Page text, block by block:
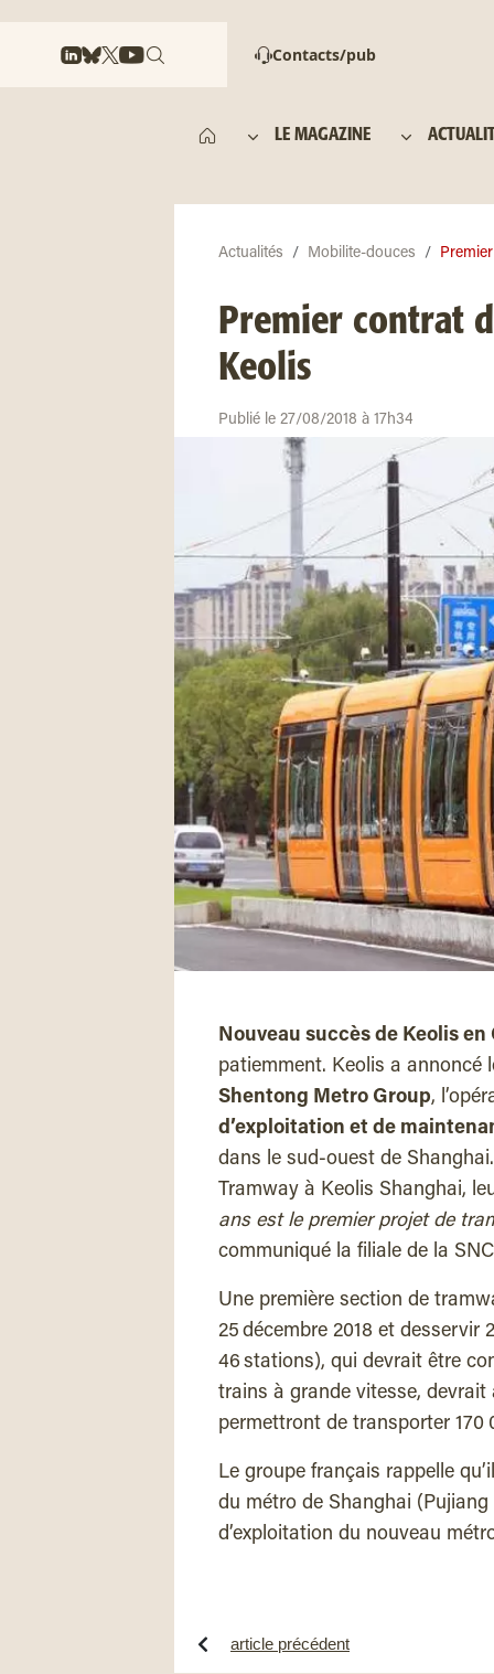
Contacts/pub
LE MAGAZINE
Actualités Mobilite-douces
Premier contrat
Keolis
Publié le 27/08/2018 à 17h34
Nouveau succès de Keolis en
patiemment. Keolis a annoncé
Shentong Metro Group,
d’exploitation et de
dans le sud-ouest de
Tramway à Keolis Shanghai,
ans est le premier projet de
communiqué la filiale de la
Une première section de
25 décembre 2018 et desservir
46 stations), qui devrait être
trains à grande vitesse, devrait
permettront de transporter 170
Le groupe français rappelle
du métro de Shanghai
d’exploitation du nouveau
article précédent